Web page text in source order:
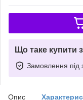
Що таке купити
Замовлення під
Опис